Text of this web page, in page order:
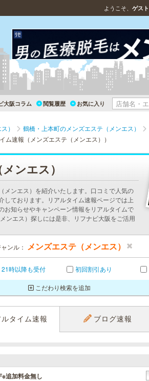
ようこそ、 ゲスト
大阪コラム 閲覧履歴 お気に入り
）
鶴橋・上本町のメンズエステ（メンエス）
ム速報（メンズエステ（メンエス））
ンエス）
メンエス）を紹介いたします。口コミで人気の
しております。リアルタイム速報ページでは上
お知らせやキャンペーン情報をリアルタイムで
ンエス）探しには是非、リフナビ大阪をご活用
ンル： メンズエステ（メンエス）
21時以降も受付 初回割引あり
こだわり検索を追加
ルタイム速報 ブログ速報
追加料金無し